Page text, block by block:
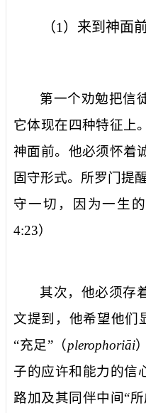
（1 ）来到神面
第一个劝勉把信
它体现在四种特征上
神面前。他必须怀着
固守形式。所罗门提
守一切，因为一生
4:23）
其次，他必须存
文提到，他希望他们
“充足”（plerophoriai
子的应许和能力的信
路加及其同伴中间“